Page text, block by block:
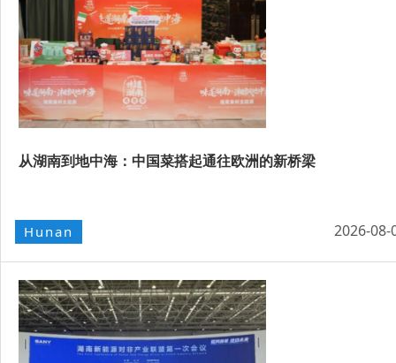
从湖南到地中海：中国菜搭起通往欧洲的新桥梁
Hunan 2026-08-